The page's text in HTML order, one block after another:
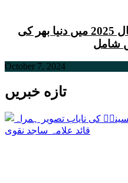
قائد ملت جعفریہ پاکستان سال 2025 میں دنیا بھر کی
October 7, 2024
تازه خبریں